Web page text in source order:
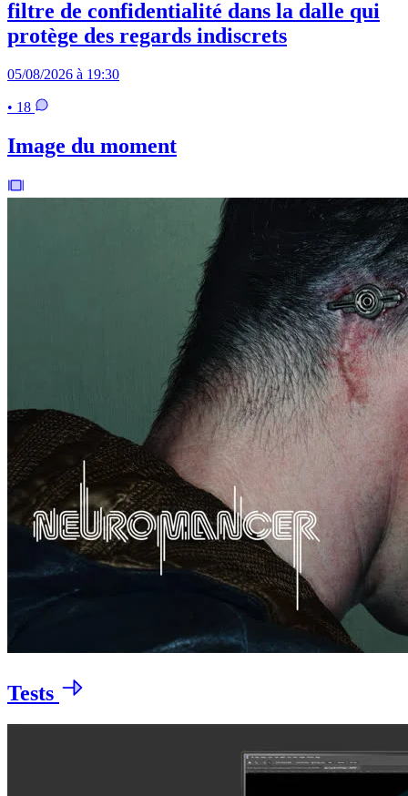
filtre de confidentialité dans la dalle qui
protège des regards indiscrets
05/08/2026 à 19:30
• 18
Image du moment
Tests